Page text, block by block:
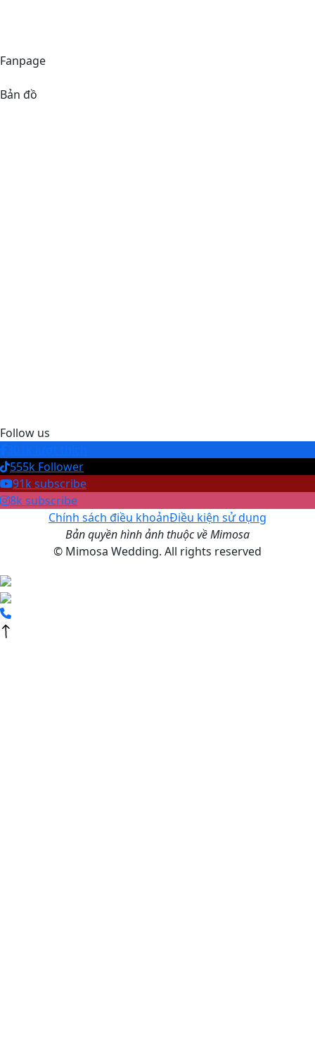
Fanpage
Bản đồ
Follow us
555k Follower
91k subscribe
8k subscribe
Chính sách điều khoảnĐiều kiện sử dụng
Bản quyền hình ảnh thuộc về Mimosa
© Mimosa Wedding. All rights reserved